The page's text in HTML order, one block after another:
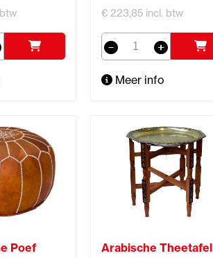
€ 223,85 incl. btw
Meer info
Poef Arabische Theetafel